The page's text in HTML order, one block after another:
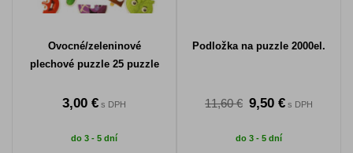
Ovocné/zeleninové
plechové puzzle 25 puzzle
3,00 € s DPH
do 3 - 5 dní
Podložka na puzzle 2000el.
11,60 € 9,50 € s DPH
do 3 - 5 dní